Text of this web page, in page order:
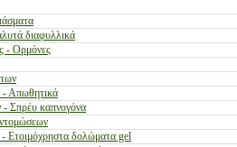
διαφυλλικά
- Ορμόνες
- Απωθητικά
Σπρέυ καπνογόνα
Ετοιμόχρηστα δολώματα gel